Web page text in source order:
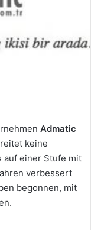
Admatic
keine
auf einer Stufe mit
verbessert
begonnen, mit